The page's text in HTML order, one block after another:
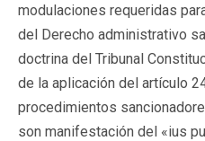
modulaciones requeridas
del Derecho administrativo
doctrina del Tribunal
de la aplicación del artículo
procedimientos
son manifestación del «ius